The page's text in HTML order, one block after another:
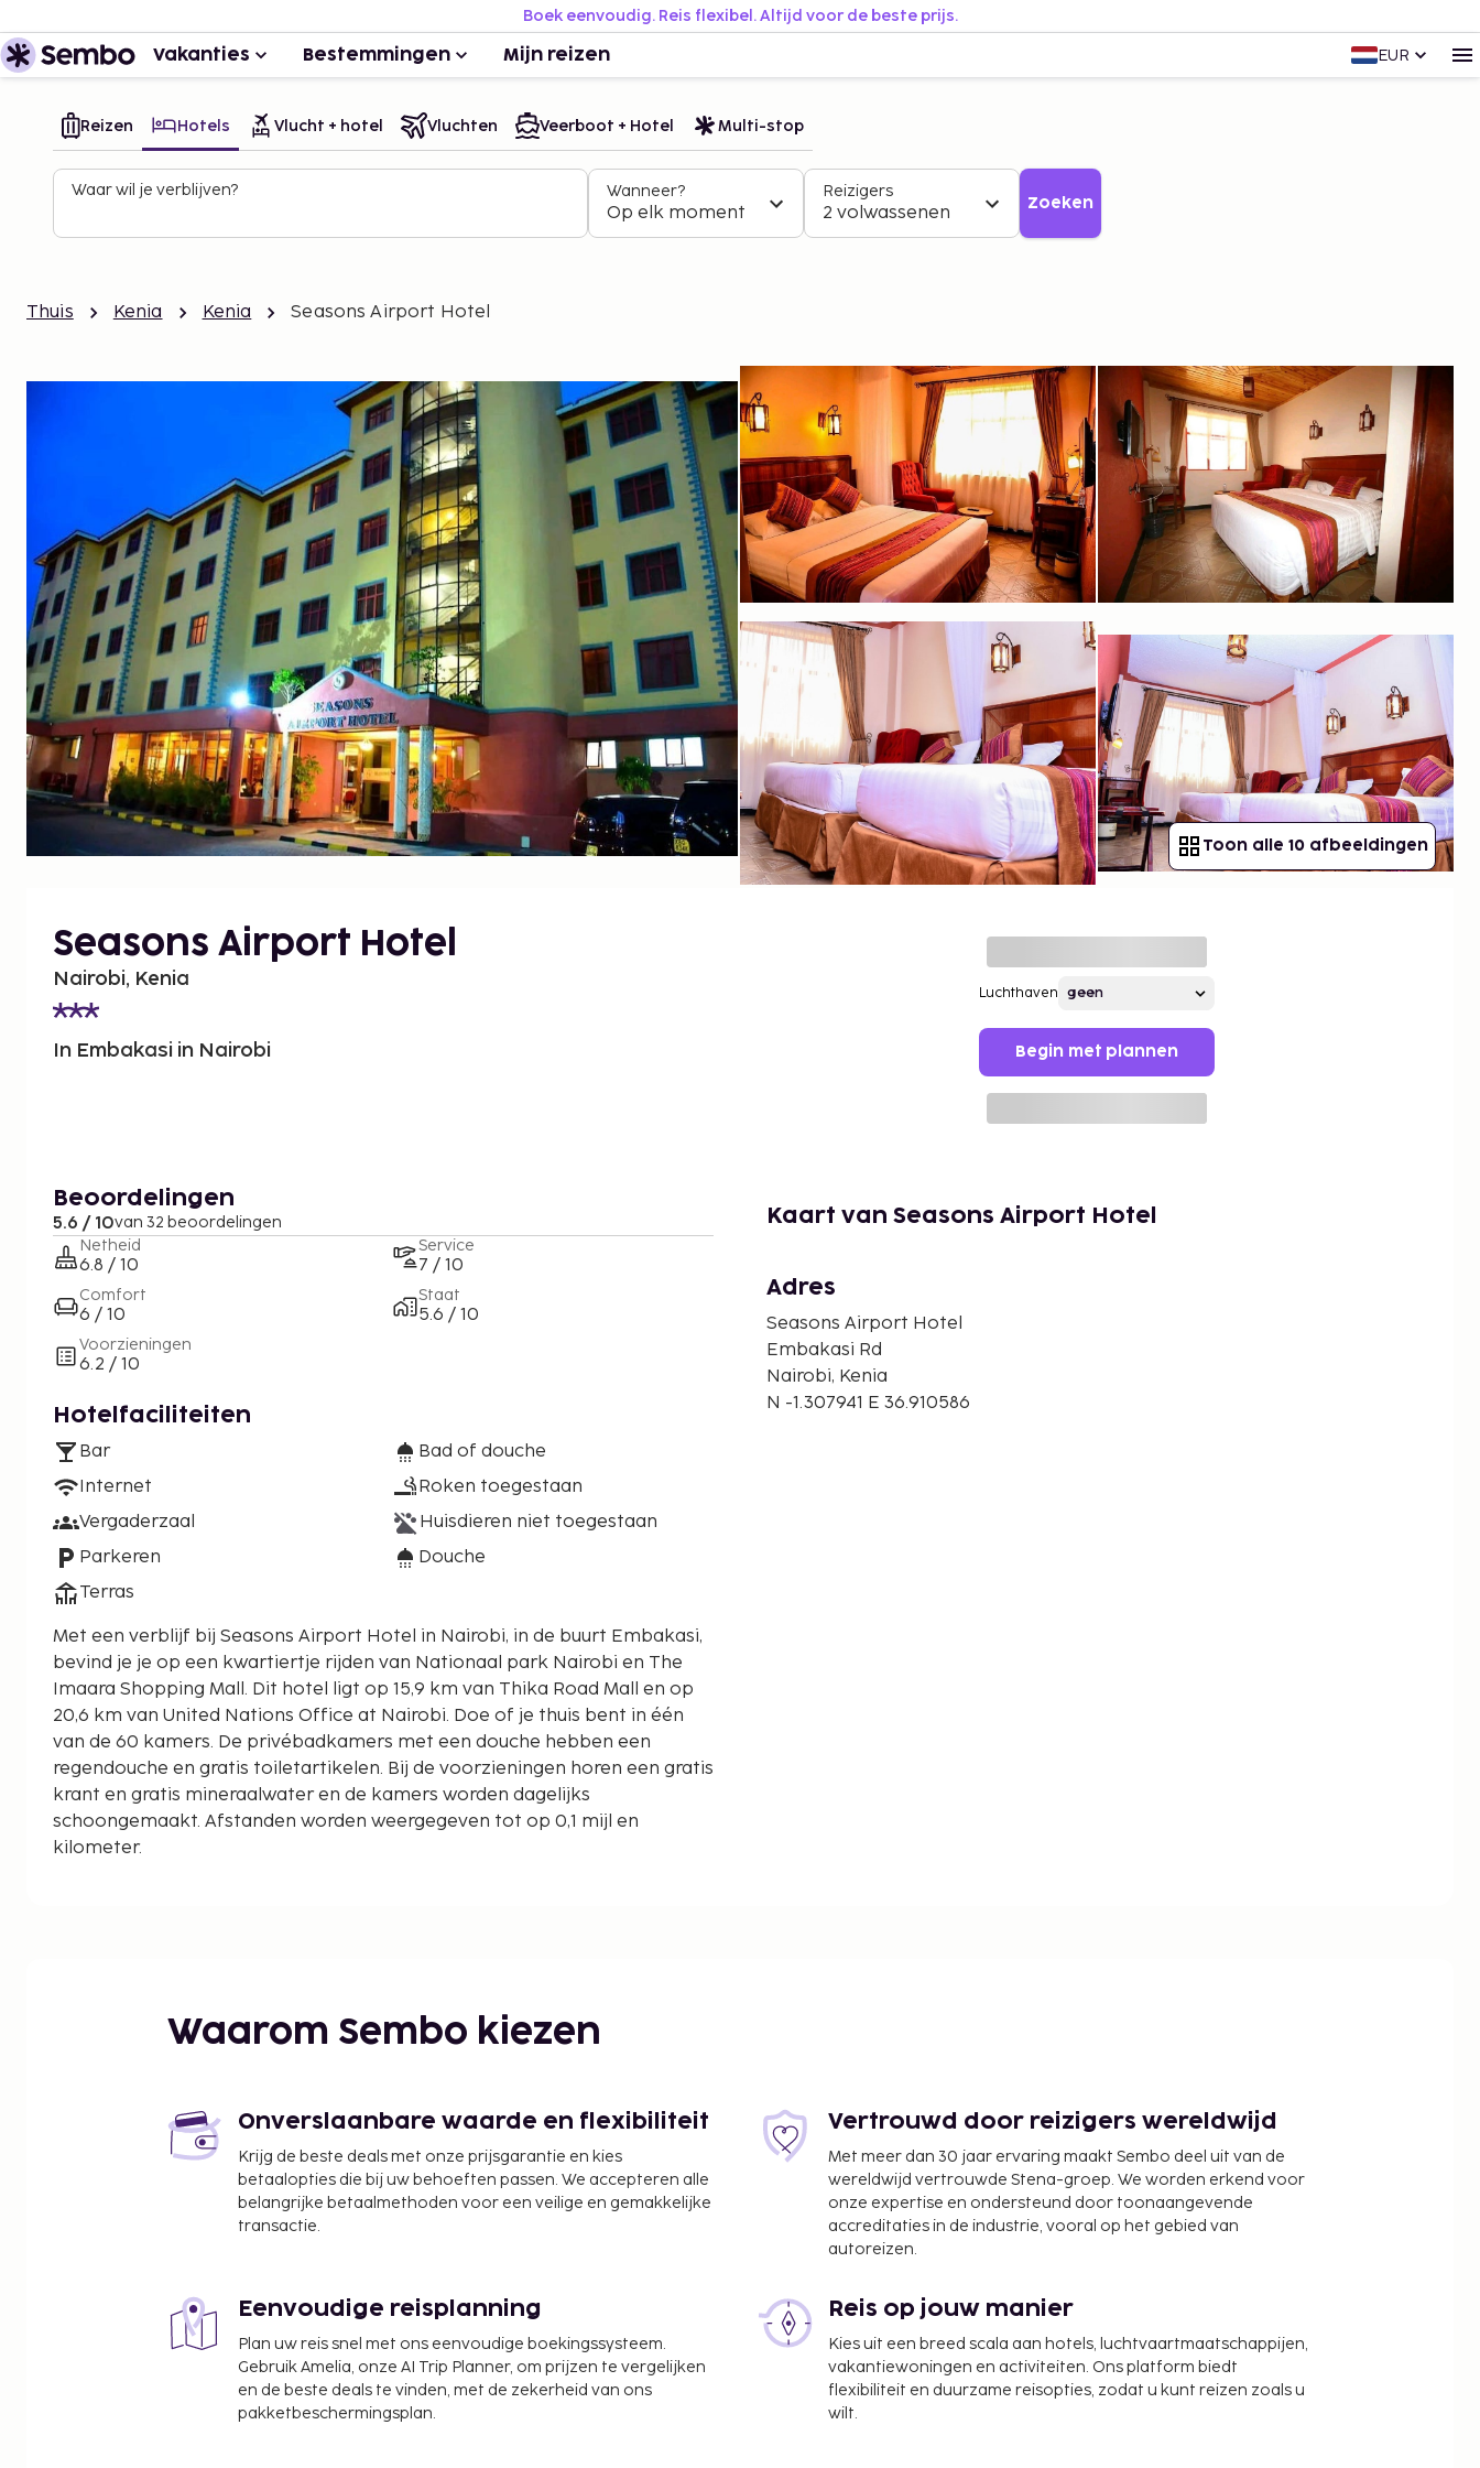
Boek eenvoudig. Reis flexibel. Altijd voor de beste prijs.
Vakanties Bestemmingen Mijn reizen EUR
Reizen Hotels Vlucht + hotel Vluchten Veerboot + Hotel Multi-stop
Waar wil je verblijven? Wanneer?
Op elk moment
Reizigers
2 volwassenen Zoeken
Thuis Kenia Kenia Seasons Airport Hotel
Toon alle 10 afbeeldingen
Seasons Airport Hotel
Nairobi, Kenia
In Embakasi in Nairobi
Luchthaven
Begin met plannen
Beoordelingen
5.6 / 10van 32 beoordelingen
Netheid
6.8 / 10
Comfort
6 / 10
Voorzieningen
6.2 / 10
Service
7 / 10
Staat
5.6 / 10
Hotelfaciliteiten
Bar
Internet
Vergaderzaal
Parkeren
Terras
Bad of douche
Roken toegestaan
Huisdieren niet toegestaan
Douche
Met een verblijf bij Seasons Airport Hotel in Nairobi, in de buurt Embakasi,
bevind je je op een kwartiertje rijden van Nationaal park Nairobi en The
Imaara Shopping Mall. Dit hotel ligt op 15,9 km van Thika Road Mall en op
20,6 km van United Nations Office at Nairobi. Doe of je thuis bent in één
van de 60 kamers. De privébadkamers met een douche hebben een
regendouche en gratis toiletartikelen. Bij de voorzieningen horen een gratis
krant en gratis mineraalwater en de kamers worden dagelijks
schoongemaakt. Afstanden worden weergegeven tot op 0,1 mijl en
kilometer.
The Nextgen Mall - 11,8 km
Nairobi City Stadium - 13 km
Karura Forest - 14,7 km
Kenyatta International Convention Centre - 14,8 km
Nationale archieven - 15,3 km
Times Tower - 15,7 km
Nyayo National Stadium - 15,8 km
Nairobi (NBO-Jomo Kenyatta Intl.) - 12,6 km
Nairobi (WIL-Wilson) - 17,8 km
Enkele van de voorzieningen zijn een 24-uurs businesscentrum, gratis
kranten in de lobby en een stomerij/wasserijservice. Een
Kaart van Seasons Airport Hotel
Adres
Seasons Airport Hotel
Embakasi Rd
Nairobi, Kenia
N -1.307941 E 36.910586
Waarom Sembo kiezen
Onverslaanbare waarde en flexibiliteit
Krijg de beste deals met onze prijsgarantie en kies
betaalopties die bij uw behoeften passen. We accepteren alle
belangrijke betaalmethoden voor een veilige en gemakkelijke
transactie.
Vertrouwd door reizigers wereldwijd
Met meer dan 30 jaar ervaring maakt Sembo deel uit van de
wereldwijd vertrouwde Stena-groep. We worden erkend voor
onze expertise en ondersteund door toonaangevende
accreditaties in de industrie, vooral op het gebied van
autoreizen.
Eenvoudige reisplanning
Plan uw reis snel met ons eenvoudige boekingssysteem.
Gebruik Amelia, onze AI Trip Planner, om prijzen te vergelijken
en de beste deals te vinden, met de zekerheid van ons
pakketbeschermingsplan.
Reis op jouw manier
Kies uit een breed scala aan hotels, luchtvaartmaatschappijen,
vakantiewoningen en activiteiten. Ons platform biedt
flexibiliteit en duurzame reisopties, zodat u kunt reizen zoals u
wilt.